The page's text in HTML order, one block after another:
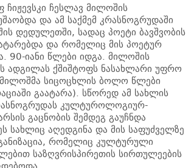
ჩესლავ მილოშის
და ამ საქმემ კრასნოგრუდაში
დედულეთში, სადაც პოეტი ბავშვობის
და რომელიც მის პოეტურ
90-იანი წლები იდგა. მილოშის
ადგილას ქშიშტოფს ნასახლარი უფრო
სიცოცხლის ბოლო წლები
გაატარა). სწორედ ამ სახლის
კულტუროლოგიურ-
გაცნობის შემდეგ გაუჩნდა
სახლიც აღედგინა და მის საფუძველზე
რომელიც კულტურული
საზღვრისპირეთის სირთულეების